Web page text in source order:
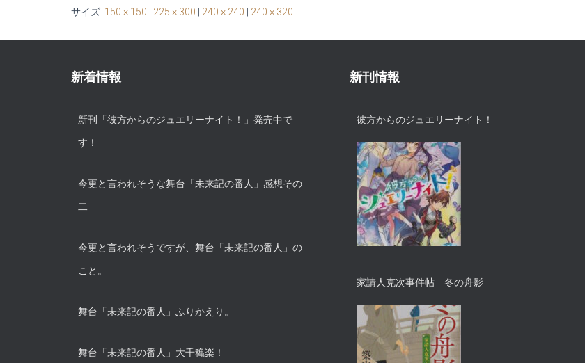
サイズ: 150 × 150 225 × 300 240 × 240 240 × 320
新着情報
新刊「彼方からのジュエリーナイト！」発売中で
す！
今更と言われそうな舞台「未来記の番人」感想その
二
今更と言われそうですが、舞台「未来記の番人」の
こと。
舞台「未来記の番人」ふりかえり。
舞台「未来記の番人」大千穐楽！
新刊情報
彼方からのジュエリーナイト！
家請人克次事件帖 冬の舟影